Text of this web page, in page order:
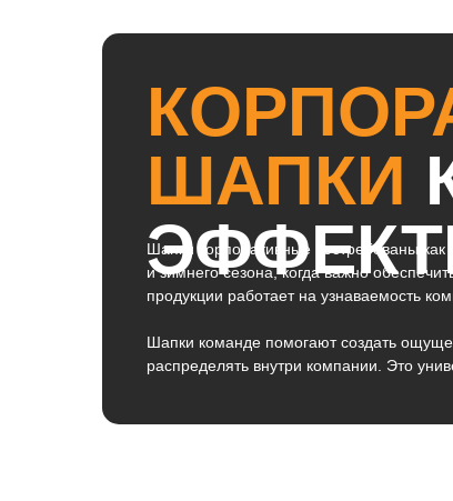
ШАПКИ
Шапки корпоративные востребованы
и зимнего сезона, когда важно
продукции работает на узнаваемость
Шапки команде помогают создать
распределять внутри компании. Это